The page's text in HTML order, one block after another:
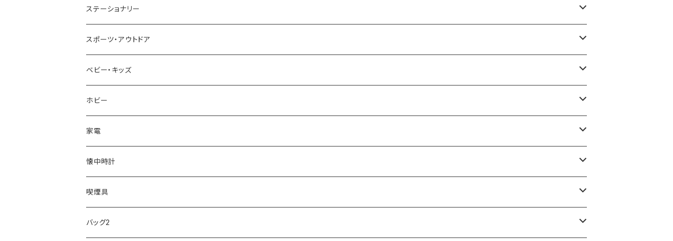
TIMEX
NIXON
AVALANCHE
ORIENT
ZEPPELIN
SKAGEN
FOOTBALL WATCHES
ARCA FUTURA
MICHAEL KORS
DIESEL
ALV
Merge
ETTINGER
COACH
BVLGARI
VANQUISH
PAUL HEWITT
22designstudio
BOTTEGA VENETA
EMPORIO ARMANI
CALVIN KLEIN
DANIEL WELLINGTON
SWAROVSKI
VIVIENNE WESTWOOD
DUNHILL
NEWYORKER
OROBIANCO
Ellese
COLEMAN
MONTBLANC
Fashion Accessory Cllection
ISLAND
RODANIA
BEAMZSQUARE
BLAZER CLUB
ANDY HAWARD
G GUSTO
GULLWING
LESPORTSAC
PRADA
SEIKO
CITIZEN
BRAUN
RHYTHM
BLOSSOM
MONDAINE
MAWA
その他
I'mD
Helios
VALENTINO VISCANI
ステーショナリー
LAMY
WATERMAN
PARKER
PELIKAN
CROSS
MONTBLANC
SWAROVSKI
スポーツ・アウトドア
Trangia
Barebones
FEUERHAND
CASIO
ベビー・キッズ
ふわりぃ
ERGO BABY
ホビー
その他
AMOS
OMMIX
COACH
家電
CREATE
TORAY
OMRON
懐中時計
MONDAINE
喫煙具
ZIPPO
バッグ2